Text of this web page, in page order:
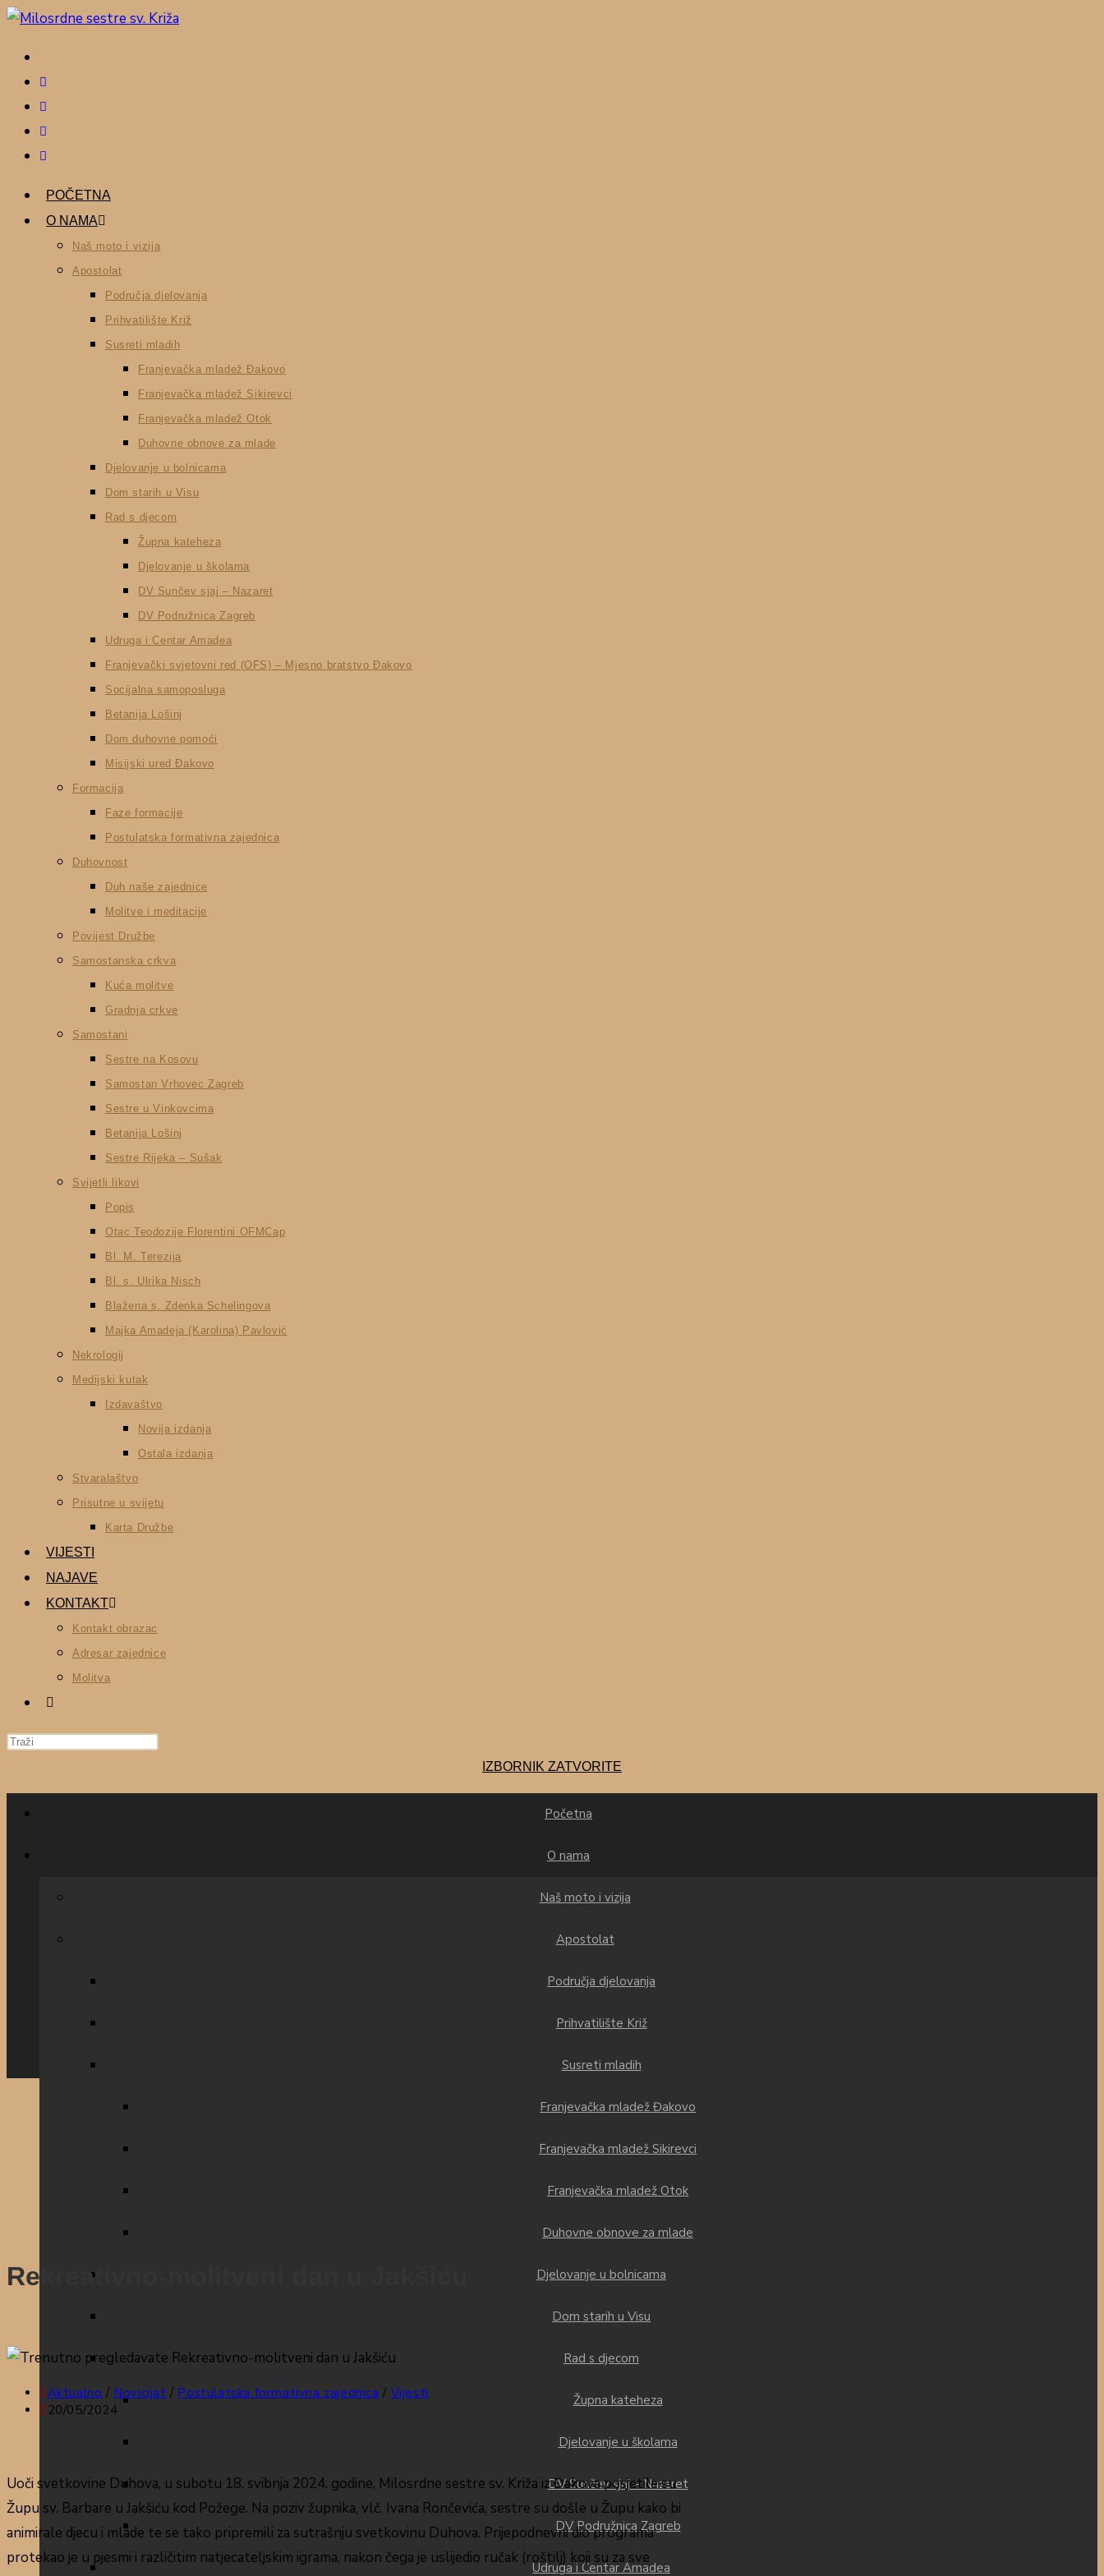
POČETNA
O NAMA
Naš moto i vizija
Apostolat
Područja djelovanja
Prihvatilište Križ
Susreti mladih
Franjevačka mladež Đakovo
Franjevačka mladež Sikirevci
Franjevačka mladež Otok
Duhovne obnove za mlade
Djelovanje u bolnicama
Dom starih u Visu
Rad s djecom
Župna kateheza
Djelovanje u školama
DV Sunčev sjaj – Nazaret
DV Podružnica Zagreb
Udruga i Centar Amadea
Franjevački svjetovni red (OFS) – Mjesno bratstvo Đakovo
Socijalna samoposluga
Betanija Lošinj
Dom duhovne pomoći
Misijski ured Đakovo
Formacija
Faze formacije
Postulatska formativna zajednica
Duhovnost
Duh naše zajednice
Molitve i meditacije
Povijest Družbe
Samostanska crkva
Kuća molitve
Gradnja crkve
Samostani
Sestre na Kosovu
Samostan Vrhovec Zagreb
Sestre u Vinkovcima
Betanija Lošinj
Sestre Rijeka – Sušak
Svijetli likovi
Popis
Otac Teodozije Florentini OFMCap
Bl. M. Terezija
Bl. s. Ulrika Nisch
Blažena s. Zdenka Schelingova
Majka Amadeja (Karolina) Pavlović
Nekrologij
Medijski kutak
Izdavaštvo
Novija izdanja
Ostala izdanja
Stvaralaštvo
Prisutne u svijetu
Karta Družbe
VIJESTI
NAJAVE
KONTAKT
Kontakt obrazac
Adresar zajednice
Molitva
IZBORNIK ZATVORITE
Početna
O nama
Naš moto i vizija
Apostolat
Područja djelovanja
Prihvatilište Križ
Susreti mladih
Franjevačka mladež Đakovo
Franjevačka mladež Sikirevci
Franjevačka mladež Otok
Duhovne obnove za mlade
Djelovanje u bolnicama
Dom starih u Visu
Rad s djecom
Župna kateheza
Djelovanje u školama
DV Sunčev sjaj – Nazaret
DV Podružnica Zagreb
Udruga i Centar Amadea
Rekreativno-molitveni dan u Jakšiću
Aktualno / Novicijat / Postulatska formativna zajednica / Vijesti
20/05/2024
Uoči svetkovine Duhova, u subotu 18. svibnja 2024. godine, Milosrdne sestre sv. Križa iz Đakova posjetile su
Župu sv. Barbare u Jakšiću kod Požege. Na poziv župnika, vlč. Ivana Rončevića, sestre su došle u Župu kako bi
animirale djecu i mlade te se tako pripremili za sutrašnju svetkovinu Duhova. Prijepodnevni dio programa
protekao je u pjesmi i različitim natjecateljskim igrama, nakon čega je uslijedio ručak (roštilj) koji su za sve